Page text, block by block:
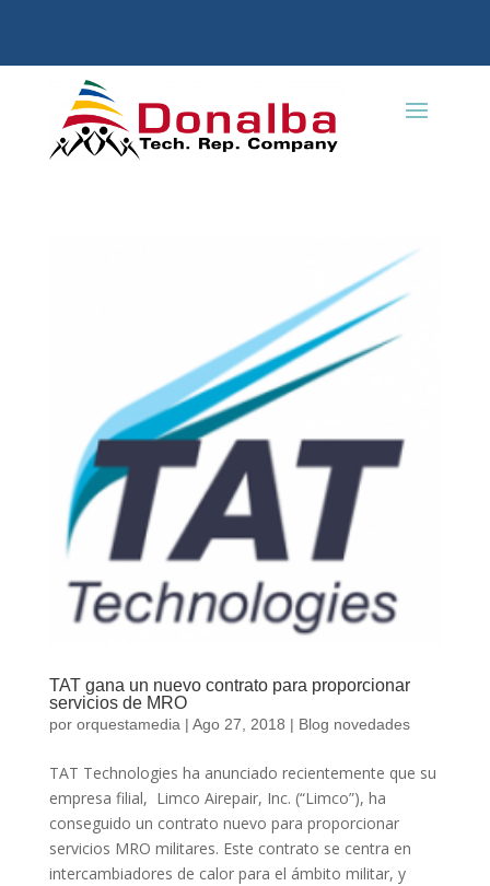
TAT gana un nuevo contrato para proporcionar
servicios de MRO
por orquestamedia | Ago 27, 2018 | Blog novedades
TAT Technologies ha anunciado recientemente que su
empresa filial, Limco Airepair, Inc. (“Limco”), ha
conseguido un contrato nuevo para proporcionar
servicios MRO militares. Este contrato se centra en
intercambiadores de calor para el ámbito militar, y